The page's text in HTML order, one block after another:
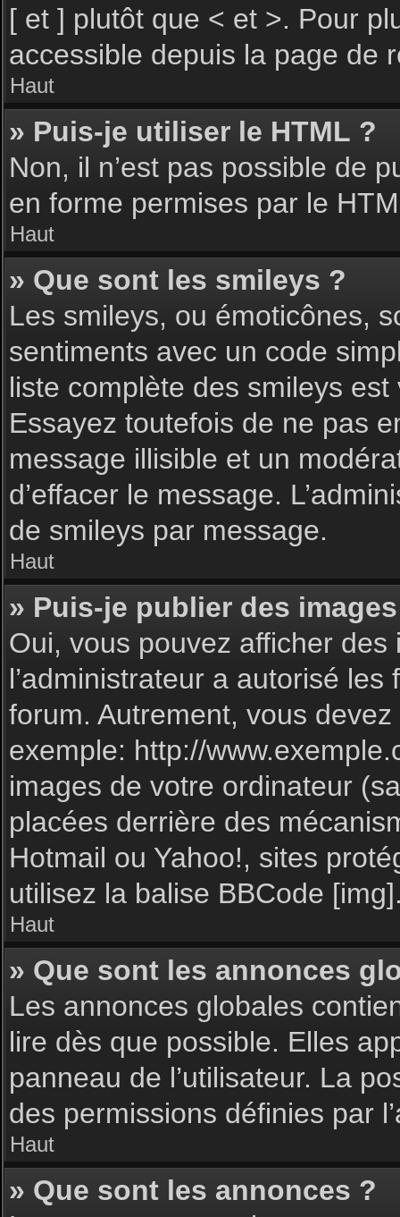
[ et ] plutôt que < et >. Pour
accessible depuis la page de
Haut
» Puis-je utiliser le HTML ?
Non, il n’est pas possible de
en forme permises par le
Haut
» Que sont les smileys ?
Les smileys, ou émoticônes,
sentiments avec un code
liste complète des smileys
Essayez toutefois de ne pas
message illisible et un
d’effacer le message.
de smileys par message.
Haut
» Puis-je publier des
Oui, vous pouvez afficher
l’administrateur a autorisé
forum. Autrement, vous
exemple: http://
images de votre ordinateur
placées derrière des
Hotmail ou Yahoo!, sites
utilisez la balise BBCode
Haut
» Que sont les annonces
Les annonces globales
lire dès que possible. Elles
panneau de l’utilisateur. La
des permissions définies par
Haut
» Que sont les annonces ?